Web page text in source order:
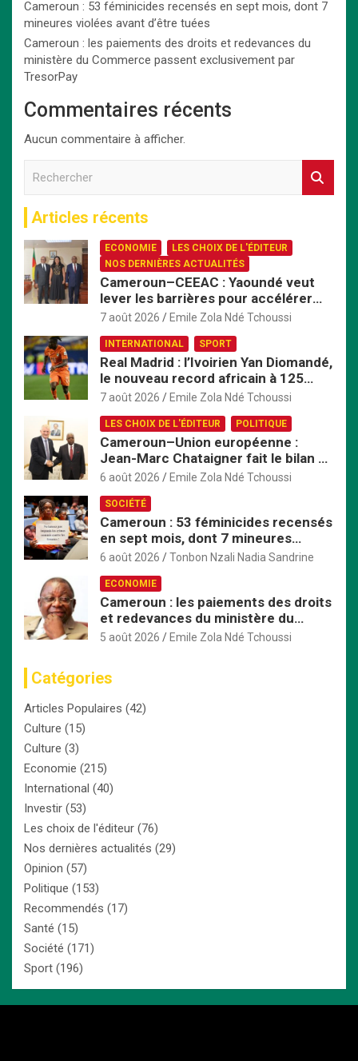
Cameroun : 53 féminicides recensés en sept mois, dont 7
mineures violées avant d’être tuées
Cameroun : les paiements des droits et redevances du
ministère du Commerce passent exclusivement par
TresorPay
Commentaires récents
Aucun commentaire à afficher.
r
h
e
Articles récents
ECONOMIE
LES CHOIX DE L'ÉDITEUR
NOS DERNIÈRES ACTUALITÉS
Cameroun–CEEAC : Yaoundé veut
lever les barrières pour accélérer
l’intégration économique
7 août 2026 Emile Zola Ndé Tchoussi
INTERNATIONAL SPORT
Real Madrid : l’Ivoirien Yan Diomandé,
le nouveau record africain à 125
millions d’euros
7 août 2026 Emile Zola Ndé Tchoussi
LES CHOIX DE L'ÉDITEUR POLITIQUE
Cameroun–Union européenne :
Jean-Marc Chataigner fait le bilan de
son mandat avant son départ
6 août 2026 Emile Zola Ndé Tchoussi
SOCIÉTÉ
Cameroun : 53 féminicides recensés
en sept mois, dont 7 mineures
violées avant d’être tuées
6 août 2026 Tonbon Nzali Nadia Sandrine
ECONOMIE
Cameroun : les paiements des droits
et redevances du ministère du
Commerce passent exclusivement
5 août 2026 Emile Zola Ndé Tchoussi
Catégories
Articles Populaires (42)
Culture (15)
Culture (3)
Economie (215)
International (40)
Investir (53)
Les choix de l'éditeur (76)
Nos dernières actualités (29)
Opinion (57)
Politique (153)
Recommendés (17)
Santé (15)
Société (171)
Sport (196)